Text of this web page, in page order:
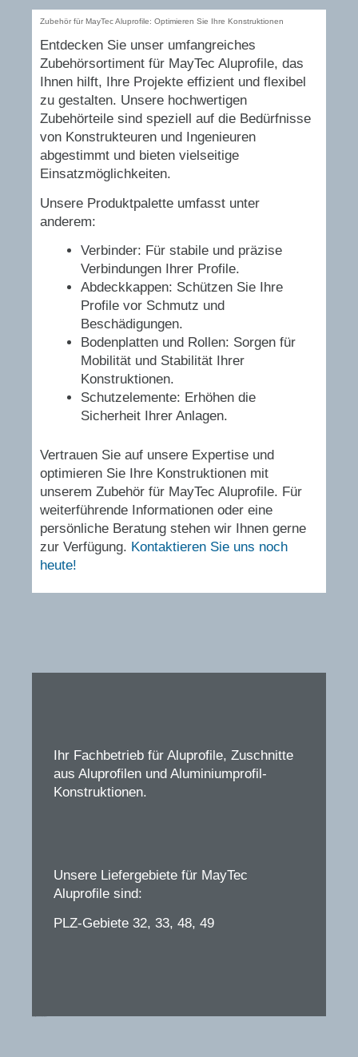
Zubehör für MayTec Aluprofile: Optimieren Sie Ihre Konstruktionen
Entdecken Sie unser umfangreiches
Zubehörsortiment für MayTec Aluprofile, das
Ihnen hilft, Ihre Projekte effizient und flexibel
zu gestalten. Unsere hochwertigen
Zubehörteile sind speziell auf die Bedürfnisse
von Konstrukteuren und Ingenieuren
abgestimmt und bieten vielseitige
Einsatzmöglichkeiten.
Unsere Produktpalette umfasst unter
anderem:
Verbinder: Für stabile und präzise
Verbindungen Ihrer Profile.
Abdeckkappen: Schützen Sie Ihre
Profile vor Schmutz und
Beschädigungen.
Bodenplatten und Rollen: Sorgen für
Mobilität und Stabilität Ihrer
Konstruktionen.
Schutzelemente: Erhöhen die
Sicherheit Ihrer Anlagen.
Vertrauen Sie auf unsere Expertise und
optimieren Sie Ihre Konstruktionen mit
unserem Zubehör für MayTec Aluprofile. Für
weiterführende Informationen oder eine
persönliche Beratung stehen wir Ihnen gerne
zur Verfügung. Kontaktieren Sie uns noch
heute!
Ihr Fachbetrieb für Aluprofile, Zuschnitte
aus Aluprofilen und Aluminiumprofil-
Konstruktionen.
Unsere Liefergebiete für MayTec
Aluprofile sind:
PLZ-Gebiete 32, 33, 48, 49